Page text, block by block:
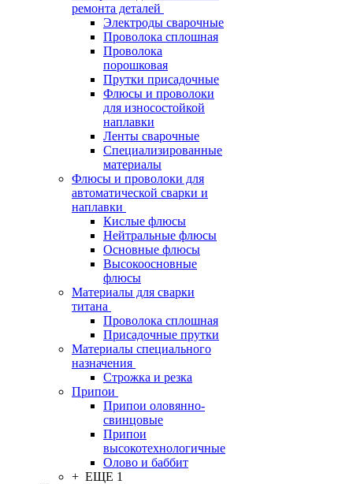
ремонта деталей
Электроды сварочные
Проволока сплошная
Проволока
порошковая
Прутки присадочные
Флюсы и проволоки
для износостойкой
наплавки
Ленты сварочные
Специализированные
материалы
Флюсы и проволоки для
автоматической сварки и
наплавки
Кислые флюсы
Нейтральные флюсы
Основные флюсы
Высокоосновные
флюсы
Материалы для сварки
титана
Проволока сплошная
Присадочные прутки
Материалы специального
назначения
Строжка и резка
Припои
Припои оловянно-
свинцовые
Припои
высокотехнологичные
Олово и баббит
+ ЕЩЕ 1